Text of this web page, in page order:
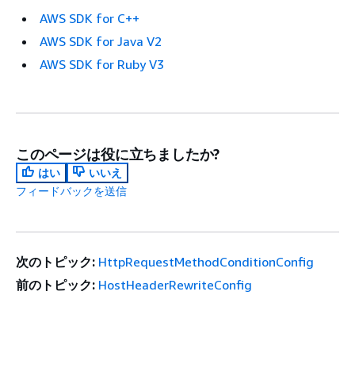
AWS SDK for C++
AWS SDK for Java V2
AWS SDK for Ruby V3
このページは役に立ちましたか?
はい
いいえ
フィードバックを送信
次のトピック: HttpRequestMethodConditionConfig
前のトピック: HostHeaderRewriteConfig